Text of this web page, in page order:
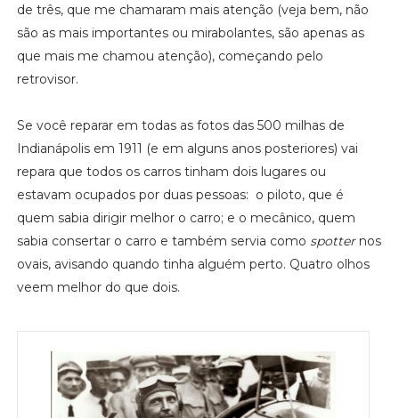
de três, que me chamaram mais atenção (veja bem, não
são as mais importantes ou mirabolantes, são apenas as
que mais me chamou atenção), começando pelo
retrovisor.
Se você reparar em todas as fotos das 500 milhas de
Indianápolis em 1911 (e em alguns anos posteriores) vai
repara que todos os carros tinham dois lugares ou
estavam ocupados por duas pessoas: o piloto, que é
quem sabia dirigir melhor o carro; e o mecânico, quem
sabia consertar o carro e também servia como spotternos
ovais, avisando quando tinha alguém perto. Quatro olhos
veem melhor do que dois.